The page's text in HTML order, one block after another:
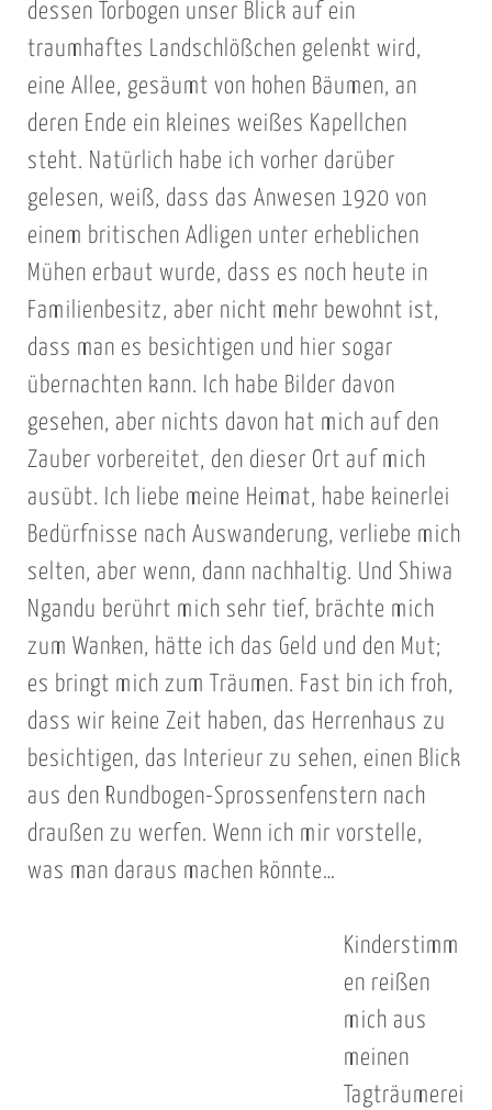
dessen Torbogen unser Blick auf ein
traumhaftes Landschlößchen gelenkt wird,
eine Allee, gesäumt von hohen Bäumen, an
deren Ende ein kleines weißes Kapellchen
steht. Natürlich habe ich vorher darüber
gelesen, weiß, dass das Anwesen 1920 von
einem britischen Adligen unter erheblichen
Mühen erbaut wurde, dass es noch heute in
Familienbesitz, aber nicht mehr bewohnt ist,
dass man es besichtigen und hier sogar
übernachten kann. Ich habe Bilder davon
gesehen, aber nichts davon hat mich auf den
Zauber vorbereitet, den dieser Ort auf mich
ausübt. Ich liebe meine Heimat, habe keinerlei
Bedürfnisse nach Auswanderung, verliebe mich
selten, aber wenn, dann nachhaltig. Und Shiwa
Ngandu berührt mich sehr tief, brächte mich
zum Wanken, hätte ich das Geld und den Mut;
es bringt mich zum Träumen. Fast bin ich froh,
dass wir keine Zeit haben, das Herrenhaus zu
besichtigen, das Interieur zu sehen, einen Blick
aus den Rundbogen-Sprossenfenstern nach
draußen zu werfen. Wenn ich mir vorstelle,
was man daraus machen könnte…
Kinderstimm
en reißen
mich aus
meinen
Tagträumerei